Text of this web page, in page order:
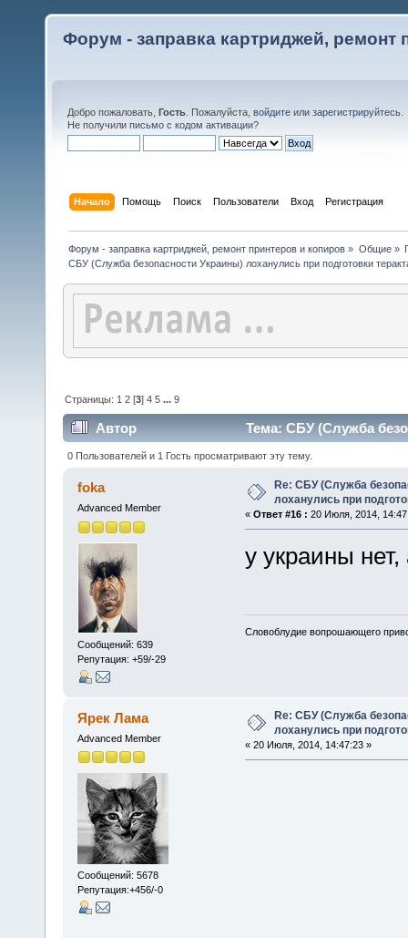
Форум - заправка картриджей, ремонт
Добро пожаловать, Гость . Пожалуйста, войдите или зарегистрируйтесь
Не получили письмо с кодом активации?
Начало Помощь Поиск Пользователи Вход Регистрация
Форум - заправка картриджей, ремонт принтеров и копиров » Общие»
СБУ (Служба безопасности Украины) лоханулись при подготовки
Страницы: 1 2 [3]4 5 ...9
Автор
Тема: СБУ (Служба
(Прочитано 36681 раз)
0 Пользователей и 1 Гость просматривают эту тему.
foka
Advanced Member
Сообщений: 639
Репутация: +59/-29
Re: СБУ (Служба
лоханулись при
« Ответ #16 : 20 Июля, 2014,
у украины нет,
Словоблудие вопрошающего
Ярек Лама
Advanced Member
Сообщений: 5678
Репутация:+456/-0
Re: СБУ (Служба
лоханулись при
« 20 Июля, 2014, 14:47:23 »